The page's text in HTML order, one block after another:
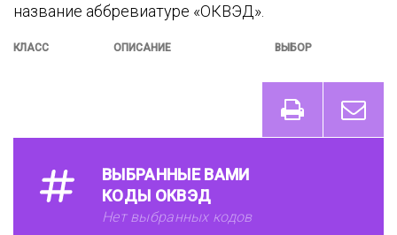
название аббревиатуре «ОКВЭД».
КЛАСС ОПИСАНИЕ ВЫБОР
ВЫБРАННЫЕ ВАМИ
КОДЫ ОКВЭД
Нет выбранных кодов